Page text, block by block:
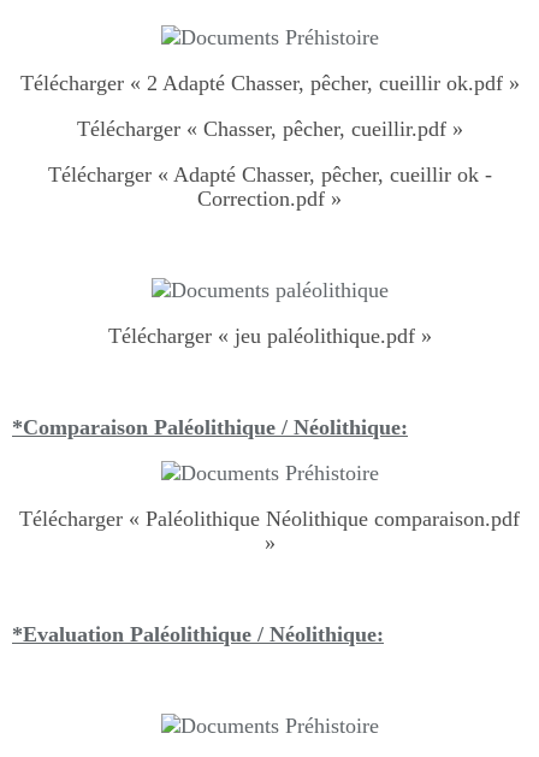
Télécharger « 2 Adapté Chasser, pêcher, cueillir ok.pdf »
Télécharger « Chasser, pêcher, cueillir.pdf »
Télécharger « Adapté Chasser, pêcher, cueillir ok -
Correction.pdf »
Télécharger « jeu paléolithique.pdf »
*Comparaison Paléolithique / Néolithique:
Télécharger « Paléolithique Néolithique comparaison.pdf
»
*Evaluation Paléolithique / Néolithique: